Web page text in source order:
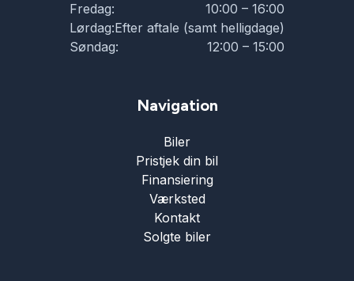
Fredag:
10:00 – 16:00
Lørdag:Efter aftale (samt helligdage)
Søndag:
12:00 – 15:00
Navigation
Biler
Pristjek din bil
Finansiering
Værksted
Kontakt
Solgte biler